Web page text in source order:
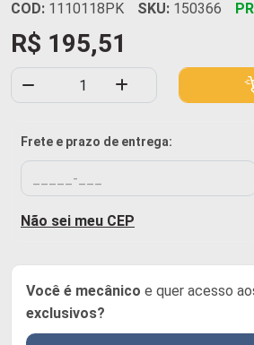
COD: 1110118PK SKU: 150366
R$ 195,51
Frete e prazo de entrega:
Não sei meu CEP
Você é mecânico e quer acesso
exclusivos?